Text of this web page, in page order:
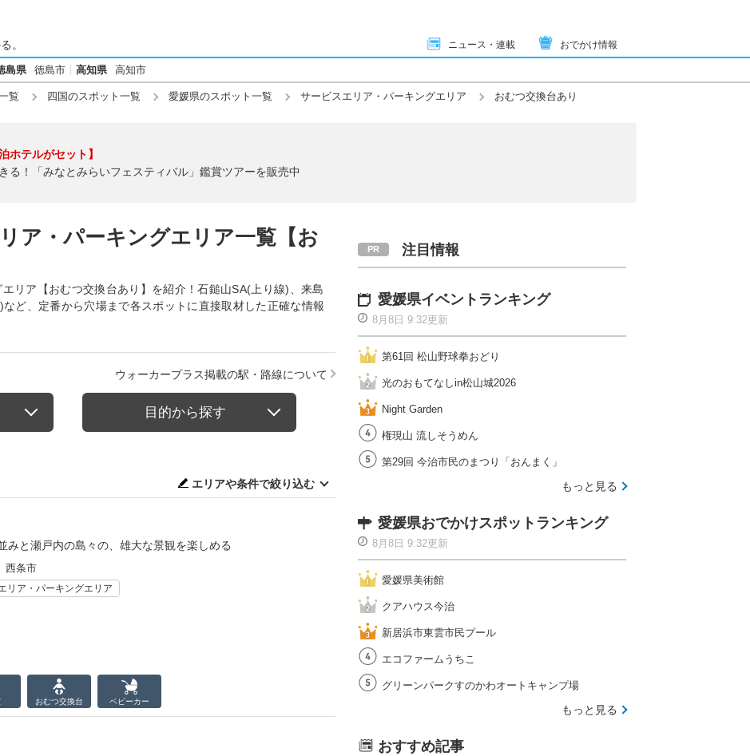
。 ニュース・連載 おでかけ情報
島県 徳島市 高知県 高知市
覧 四国のスポット一覧 愛媛県のスポット一覧 サービスエリア・パーキングエリア おむつ交換台あり
ホテルがセット】
る！「みなとみらいフェスティバル」鑑賞ツアーを販売中
ア・パーキングエリア一覧【お
リア【おむつ交換台あり】を紹介！石鎚山SA(上り線)、来島
ど、定番から穴場まで各スポットに直接取材した正確な情報
ウォーカープラス掲載の駅・路線について
目的から探す
エリアや条件で絞り込む
みと瀬戸内の島々の、雄大な景観を楽しめる
西条市
リア・パーキングエリア
おむつ交換台 ベビーカー
注目情報
愛媛県イベントランキング
8月8日 9:32更新
第61回 松山野球拳おどり
光のおもてなしin松山城2026
Night Garden
権現山 流しそうめん
第29回 今治市民のまつり「おんまく」
もっと見る
愛媛県おでかけスポットランキング
8月8日 9:32更新
愛媛県美術館
クアハウス今治
新居浜市東雲市民プール
エコファームうちこ
グリーンパークすのかわオートキャンプ場
もっと見る
おすすめ記事